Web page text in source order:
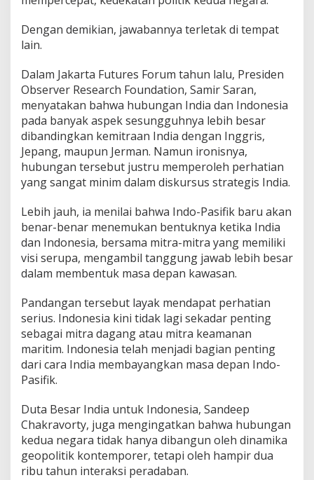
Dengan demikian, jawabannya terletak di tempat
lain.
Dalam Jakarta Futures Forum tahun lalu, Presiden
Observer Research Foundation, Samir Saran,
menyatakan bahwa hubungan India dan Indonesia
pada banyak aspek sesungguhnya lebih besar
dibandingkan kemitraan India dengan Inggris,
Jepang, maupun Jerman. Namun ironisnya,
hubungan tersebut justru memperoleh perhatian
yang sangat minim dalam diskursus strategis India.
Lebih jauh, ia menilai bahwa Indo-Pasifik baru akan
benar-benar menemukan bentuknya ketika India
dan Indonesia, bersama mitra-mitra yang memiliki
visi serupa, mengambil tanggung jawab lebih besar
dalam membentuk masa depan kawasan.
Pandangan tersebut layak mendapat perhatian
serius. Indonesia kini tidak lagi sekadar penting
sebagai mitra dagang atau mitra keamanan
maritim. Indonesia telah menjadi bagian penting
dari cara India membayangkan masa depan Indo-
Pasifik.
Duta Besar India untuk Indonesia, Sandeep
Chakravorty, juga mengingatkan bahwa hubungan
kedua negara tidak hanya dibangun oleh dinamika
geopolitik kontemporer, tetapi oleh hampir dua
ribu tahun interaksi peradaban.